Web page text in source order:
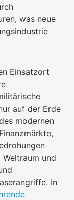
was neue
Einsatzort
auf der Erde
modernen
und
In